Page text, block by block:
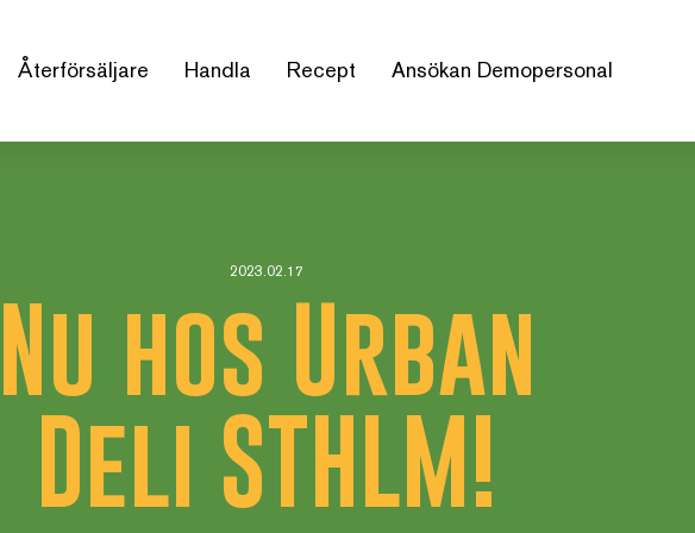
Återförsäljare Handla Recept Ansökan Demopersonal
2023.02.17
Nu hos Urban
Deli STHLM!